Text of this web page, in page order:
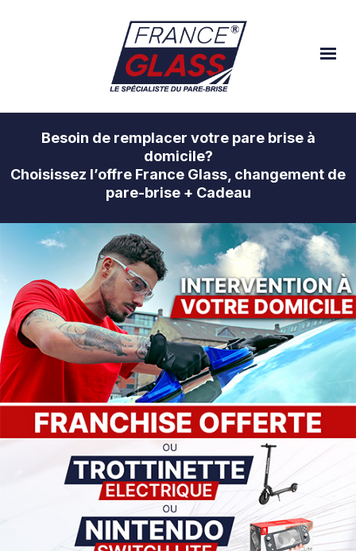
Besoin de remplacer votre pare brise à
domicile?
Choisissez l’offre France Glass, changement de
pare-brise + Cadeau